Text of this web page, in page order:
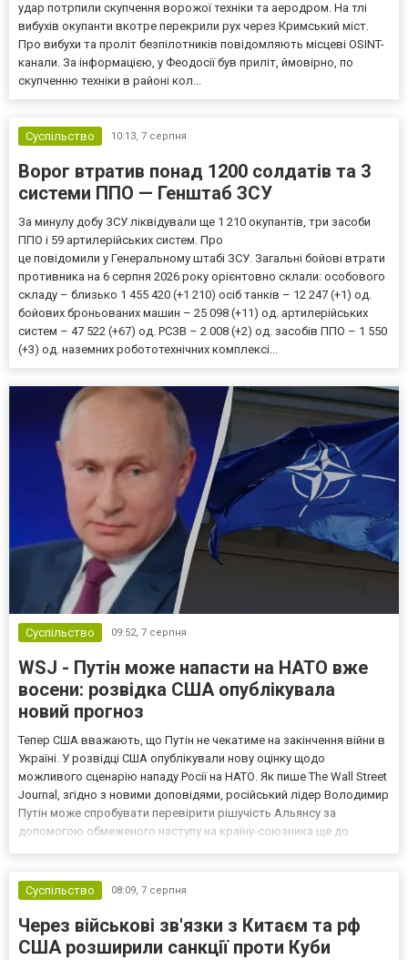
удар потрпили скупчення ворожої техніки та аеродром. На тлі
вибухів окупанти вкотре перекрили рух через Кримський міст.
Про вибухи та проліт безпілотників повідомляють місцеві OSINT-
канали. За інформацією, у Феодосії був приліт, ймовірно, по
скупченню техніки в районі кол...
Суспільство 10:13, 7 серпня
Ворог втратив понад 1200 солдатів та 3
системи ППО — Генштаб ЗСУ
За минулу добу ЗСУ ліквідували ще 1 210 окупантів, три засоби
ППО і 59 артилерійських систем. Про
це повідомили у Генеральному штабі ЗСУ. Загальні бойові втрати
противника на 6 серпня 2026 року орієнтовно склали: особового
складу – близько 1 455 420 (+1 210) осіб танків – 12 247 (+1) од.
бойових броньованих машин – 25 098 (+11) од. артилерійських
систем – 47 522 (+67) од. РСЗВ – 2 008 (+2) од. засобів ППО – 1 550
(+3) од. наземних робототехнічних комплексі...
Суспільство 09:52, 7 серпня
WSJ - Путін може напасти на НАТО вже
восени: розвідка США опублікувала
новий прогноз
Тепер США вважають, що Путін не чекатиме на закінчення війни в
Україні. У розвідці США опублікували нову оцінку щодо
можливого сценарію нападу Росії на НАТО. Як пише The Wall Street
Journal, згідно з новими доповідями, російський лідер Володимир
Путін може спробувати перевірити рішучість Альянсу за
допомогою обмеженого наступу на країну-союзника ще до
Суспільство
08:09, 7 серпня
Через військові зв'язки з Китаєм та рф
США розширили санкції проти Куби